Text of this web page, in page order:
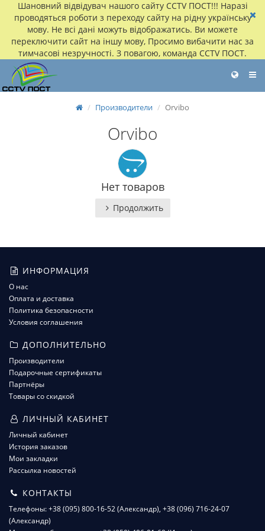
Шановний відвідувач нашого сайту CCTV ПОСТ!!! Наразі
проводяться роботи з переходу сайту на рідну українську
мову. Не всі дані можуть відображатись. Ви можете
переключити сайт на іншу мову, Просимо вибачити нас за
тимчасові незручності. З повагою, команда CCTV ПОСТ.
Производители Orvibo
Orvibo
Нет товаров
Продолжить
ИНФОРМАЦИЯ
О нас
Оплата и доставка
Политика безопасности
Условия соглашения
ДОПОЛНИТЕЛЬНО
Производители
Подарочные сертификаты
Партнёры
Товары со скидкой
ЛИЧНЫЙ КАБИНЕТ
Личный кабинет
История заказов
Мои закладки
Рассылка новостей
КОНТАКТЫ
Телефоны: +38 (095) 800-16-52 (Александр), +38 (096) 716-24-07
(Александр)